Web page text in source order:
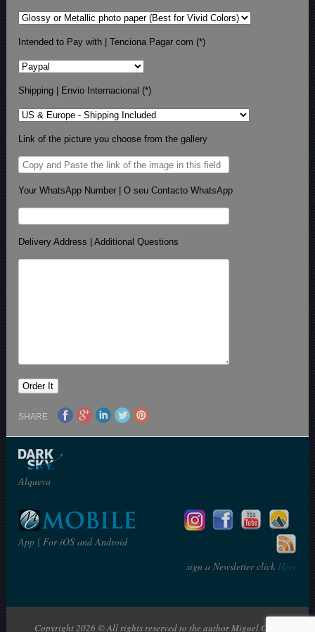
Intended to Pay with | Tenciona Pagar com (*)
Shipping | Envio Internacional (*)
Link of the picture you choose from the gallery
Your WhatsApp Number | O seu Contacto WhatsApp
Delivery Address | Additional Questions
SHARE
Alqueva
App | For iOS and Android
sign a Newsletter clickHere
Copyright 2026 © All rights reserved to the author Miguel Claro | The